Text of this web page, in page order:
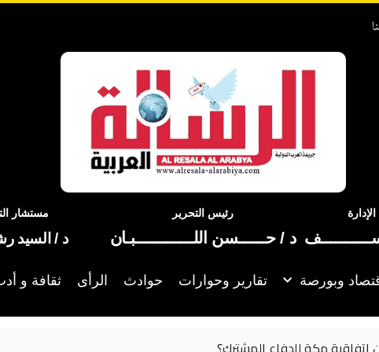
رئيس التحرير
د / حــــــسن اللـــــــــــــبـان
مستشار
د / السيد
وبورصة تقارير وحوارات حوادث الرأى ثقافة و